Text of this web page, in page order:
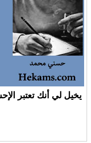
يخيل لي أنك تعتبر